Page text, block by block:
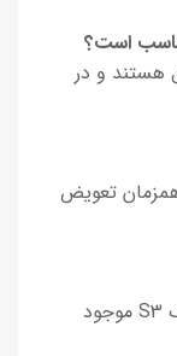
هستند و در
تعویض
بله. انواع رینگ ۱۶ و ۱۷ اینچ مخصوص جک S3 موجود